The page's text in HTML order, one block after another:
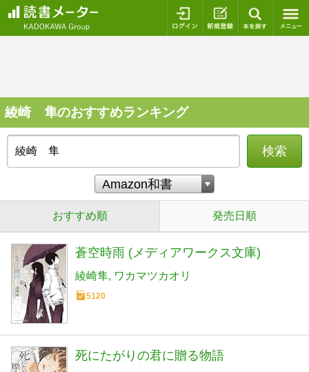
ログイン 新規登録
綾崎 隼のおすすめランキング
検索
おすすめ順 発売日順
蒼空時雨 (メディアワークス文庫)
綾崎隼 ワカマツカオリ
5120
死にたがりの君に贈る物語